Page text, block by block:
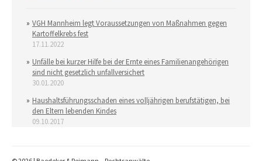
VGH Mannheim legt Voraussetzungen von Maßnahmen gegen
Kartoffelkrebs fest
17.11.2022
Unfälle bei kurzer Hilfe bei der Ernte eines Familienangehörigen
sind nicht gesetzlich unfallversichert
30.01.2020
Haushaltsführungsschaden eines volljährigen berufstätigen, bei
den Eltern lebenden Kindes
09.10.2017